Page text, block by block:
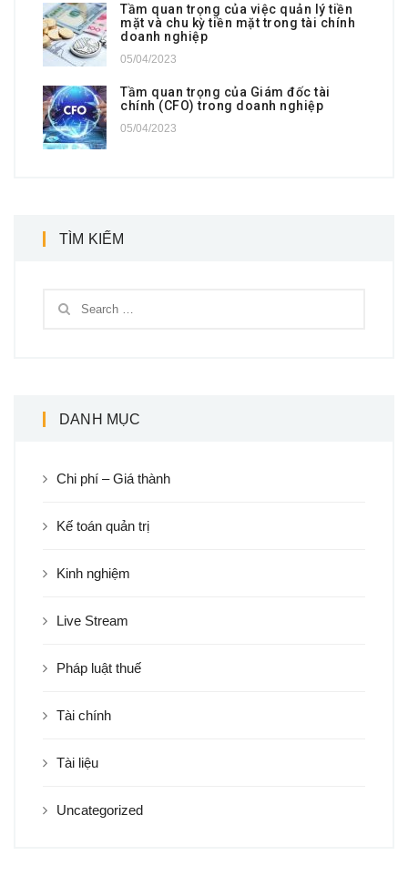
Tầm quan trọng của việc quản lý tiền
mặt và chu kỳ tiền mặt trong tài chính
doanh nghiệp
05/04/2023
Tầm quan trọng của Giám đốc tài
chính (CFO) trong doanh nghiệp
05/04/2023
TÌM KIẾM
DANH MỤC
Chi phí – Giá thành
Kế toán quản trị
Kinh nghiệm
Live Stream
Pháp luật thuế
Tài chính
Tài liệu
Uncategorized